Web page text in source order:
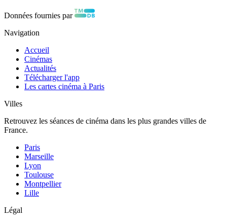
Données fournies par
Navigation
Accueil
Cinémas
Actualités
Télécharger l'app
Les cartes cinéma à Paris
Villes
Retrouvez les séances de cinéma dans les plus grandes villes de
France.
Paris
Marseille
Lyon
Toulouse
Montpellier
Lille
Légal